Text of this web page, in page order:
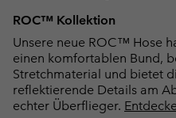
ROC™ Kollektion
Unsere neue ROC™ Hose
einen komfortablen Bund,
Stretchmaterial und bietet
reflektierende Details am
echter Überflieger.